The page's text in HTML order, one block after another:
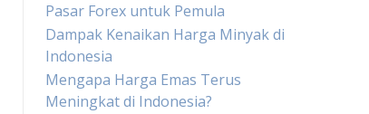
Pasar Forex untuk Pemula
Dampak Kenaikan Harga Minyak di
Indonesia
Mengapa Harga Emas Terus
Meningkat di Indonesia?